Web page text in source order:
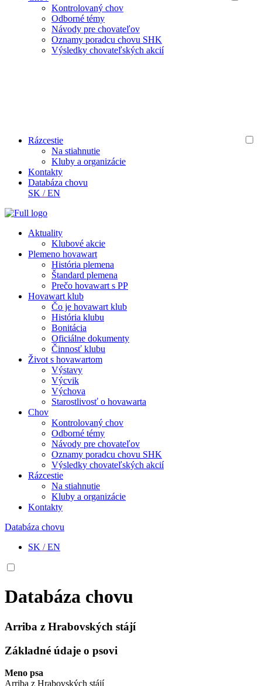
Kontrolovaný chov
Odborné témy
Návody pre chovateľov
Oznamy poradcu chovu SHK
Výsledky chovateľských akcií
Rázcestie
Na stiahnutie
Kluby a organizácie
Kontakty
Databáza chovu
SK /EN
Aktuality
Klubové akcie
Plemeno hovawart
História plemena
Štandard plemena
Prečo hovawart s PP
Hovawart klub
Čo je hovawart klub
História klubu
Bonitácia
Oficiálne dokumenty
Činnosť klubu
Život s hovawartom
Výstavy
Výcvik
Výchova
Starostlivosť o hovawarta
Chov
Kontrolovaný chov
Odborné témy
Návody pre chovateľov
Oznamy poradcu chovu SHK
Výsledky chovateľských akcií
Rázcestie
Na stiahnutie
Kluby a organizácie
Kontakty
Databáza chovu
SK /EN
Databáza chovu
Arriba z Hrabovských stájí
Základné údaje o psovi
Meno psa
Arriba z Hrabovských stájí